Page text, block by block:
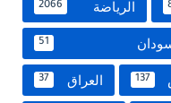
الرياضة 2066
51
137 العراق 37